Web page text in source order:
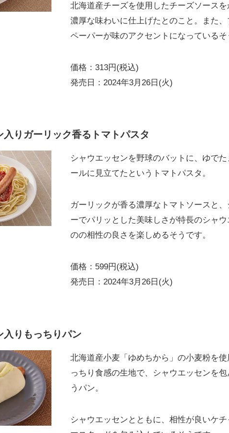
北海道産チーズを使用したチーズソースを
濃厚な味わいに仕上げたとのこと。また、
ペーパーが味のアクセントになっているそ
価格：313円(税込)
発売日：2024年3月26日(火)
入りガーリック香るトマトパスタ
シャウエッセンを野球のバットに、ゆで
ールに見立てたというトマトパスタ。
ガーリックが香る濃厚なトマトソースと
ーでパリッとした美味しさが特長のシャウ
のの相性の良さを楽しめるそうです。
価格：599円(税込)
発売日：2024年3月26日(火)
入りもっちりパン
北海道産小麦「ゆめちから」の小麦粉を使
っちり食感の生地で、シャウエッセンを
うパン。
シャウエッセンとともに、相性が良いケチ